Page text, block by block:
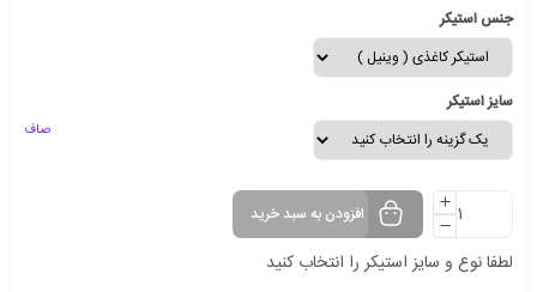
جنس استیکر
سایز استیکر
صاف
افزودن به سبد خرید
لطفا نوع و سایز استیکر را انتخاب کنید